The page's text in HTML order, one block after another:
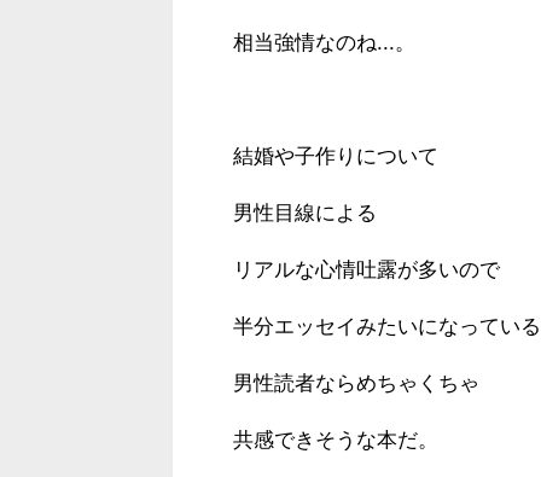
相当強情なのね...。
結婚や子作りについて
男性目線による
リアルな心情吐露が多いので
半分エッセイみたいになってい
男性読者ならめちゃくちゃ
共感できそうな本だ。